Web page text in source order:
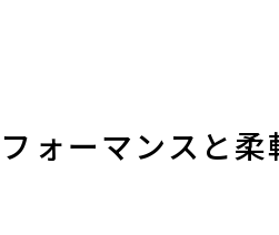
ォーマンスと柔